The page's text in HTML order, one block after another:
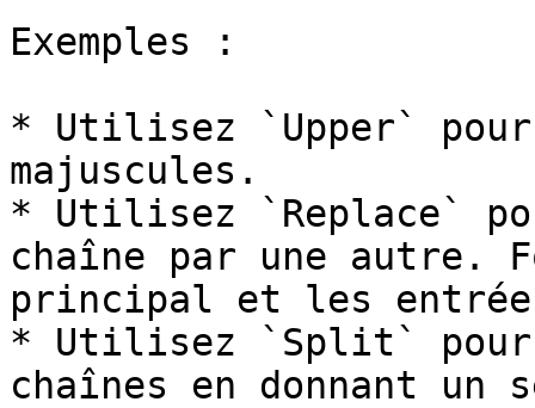
Exemples :
* Utilisez `Upper`
majuscules.
* Utilisez `Replace`
chaîne par une autre.
principal et les
* Utilisez `Split` pour
chaînes en donnant un